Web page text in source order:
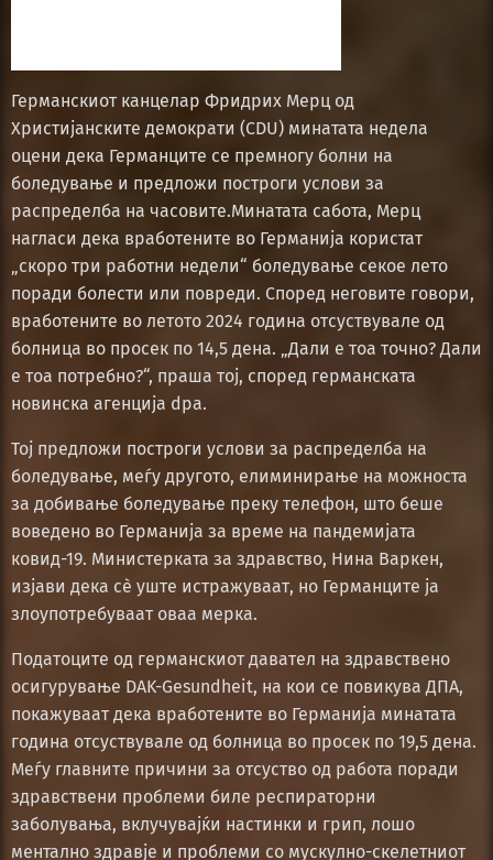
Германскиот канцелар Фридрих Мерц од
Христијанските демократи (CDU) минатата недела
оцени дека Германците се премногу болни на
боледување и предложи построги услови за
распределба на часовите.Минатата сабота, Мерц
нагласи дека вработените во Германија користат
„скоро три работни недели“ боледување секое лето
поради болести или повреди. Според неговите говори,
вработените во летото 2024 година отсуствувале од
болница во просек по 14,5 дена. „Дали е тоа точно? Дали
е тоа потребно?“, праша тој, според германската
новинска агенција dpa.
Тој предложи построги услови за распределба на
боледување, меѓу другото, елиминирање на можноста
за добивање боледување преку телефон, што беше
воведено во Германија за време на пандемијата
ковид-19. Министерката за здравство, Нина Варкен,
изјави дека сè уште истражуваат, но Германците ја
злоупотребуваат оваа мерка.
Податоците од германскиот давател на здравствено
осигурување DAK-Gesundheit, на кои се повикува ДПА,
покажуваат дека вработените во Германија минатата
година отсуствувале од болница во просек по 19,5 дена.
Меѓу главните причини за отсуство од работа поради
здравствени проблеми биле респираторни
заболувања, вклучувајќи настинки и грип, лошо
ментално здравје и проблеми со мускулно-скелетниот